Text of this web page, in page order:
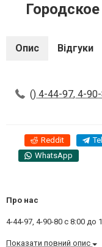
Опис Відгуки
() 4-44-97, 4-
Reddit
WhatsApp
Про нас
4-44-97, 4-90-80 с 8:00 до
Показати повний опис